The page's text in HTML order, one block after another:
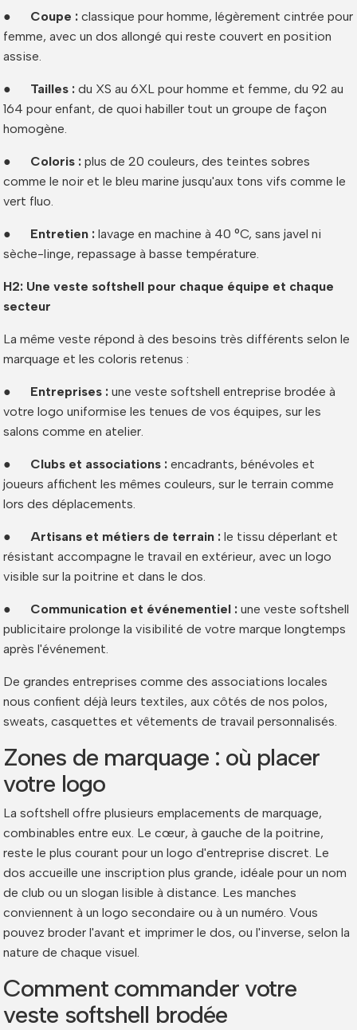
● Coupe : classique pour homme, légèrement cintrée pour
femme, avec un dos allongé qui reste couvert en position
assise.
● Tailles : du XS au 6XL pour homme et femme, du 92 au
164 pour enfant, de quoi habiller tout un groupe de façon
homogène.
● Coloris : plus de 20 couleurs, des teintes sobres
comme le noir et le bleu marine jusqu'aux tons vifs comme le
vert fluo.
● Entretien : lavage en machine à 40 °C, sans javel ni
sèche-linge, repassage à basse température.
H2: Une veste softshell pour chaque équipe et chaque
secteur
La même veste répond à des besoins très différents selon le
marquage et les coloris retenus :
● Entreprises : une veste softshell entreprise brodée à
votre logo uniformise les tenues de vos équipes, sur les
salons comme en atelier.
● Clubs et associations : encadrants, bénévoles et
joueurs affichent les mêmes couleurs, sur le terrain comme
lors des déplacements.
● Artisans et métiers de terrain : le tissu déperlant et
résistant accompagne le travail en extérieur, avec un logo
visible sur la poitrine et dans le dos.
● Communication et événementiel : une veste softshell
publicitaire prolonge la visibilité de votre marque longtemps
après l'événement.
De grandes entreprises comme des associations locales
nous confient déjà leurs textiles, aux côtés de nos polos,
sweats, casquettes et vêtements de travail personnalisés.
Zones de marquage : où placer
votre logo
La softshell offre plusieurs emplacements de marquage,
combinables entre eux. Le cœur, à gauche de la poitrine,
reste le plus courant pour un logo d'entreprise discret. Le
dos accueille une inscription plus grande, idéale pour un nom
de club ou un slogan lisible à distance. Les manches
conviennent à un logo secondaire ou à un numéro. Vous
pouvez broder l'avant et imprimer le dos, ou l'inverse, selon la
nature de chaque visuel.
Comment commander votre
veste softshell brodée